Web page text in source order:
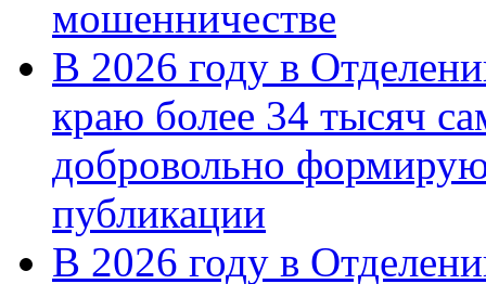
мошенничестве
В 2026 году в
краю более 34 тысяч
добровольно
публикации
В 2026 году в